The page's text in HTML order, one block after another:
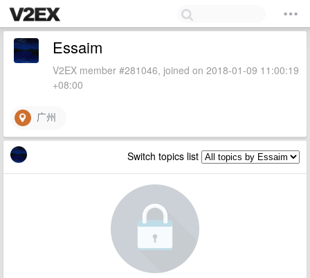
Essaim
V2EX member #281046, joined on 2018-01-09 11:00:19
+08:00
广州
Switch topics list